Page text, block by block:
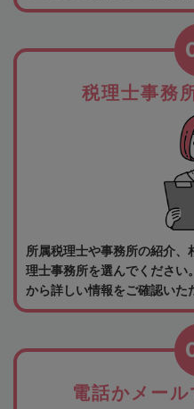
税理士事務
所属税理士や事務所の紹介
理士事務所を選んでください
から詳しい情報をご確認いた
電話かメー